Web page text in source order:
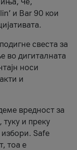
и Bar 90 кои
свеста за
во дигиталната
носи
и
вредност за
туку и преку
Safe
тоа е